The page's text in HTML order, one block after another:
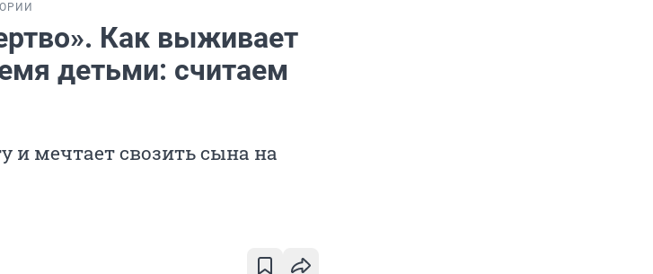
Как выживает
детьми: считаем
и мечтает свозить сына на